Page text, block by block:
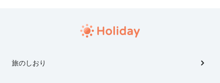
旅のしおり